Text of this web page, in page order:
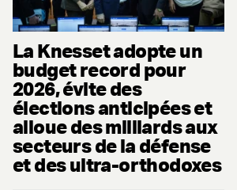
La Knesset adopte un
budget record pour
2026, évite des
élections anticipées et
alloue des milliards aux
secteurs de la défense
et des ultra-orthodoxes